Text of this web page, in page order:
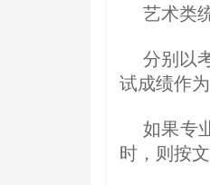
艺术类
分别以
试成绩作
如果专
时，则按